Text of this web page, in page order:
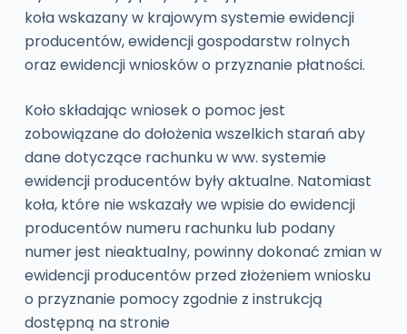
koła wskazany w krajowym systemie ewidencji
producentów, ewidencji gospodarstw rolnych
oraz ewidencji wniosków o przyznanie płatności.
Koło składając wniosek o pomoc jest
zobowiązane do dołożenia wszelkich starań aby
dane dotyczące rachunku w ww. systemie
ewidencji producentów były aktualne. Natomiast
koła, które nie wskazały we wpisie do ewidencji
producentów numeru rachunku lub podany
numer jest nieaktualny, powinny dokonać zmian w
ewidencji producentów przed złożeniem wniosku
o przyznanie pomocy zgodnie z instrukcją
dostępną na stronie